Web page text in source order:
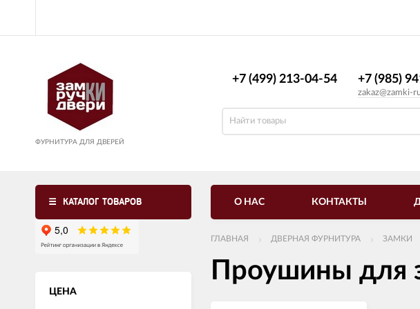
ФУРНИТУРА ДЛЯ ДВЕРЕЙ
+7 (499) 213-04-54​ +7 (985)
zakaz@zamki-
КАТАЛОГ ТОВАРОВ
ЦЕНА
О НАС КОНТАКТЫ
ГЛАВНАЯ ДВЕРНАЯ ФУРНИТУРА ЗАМКИ
Проушины для